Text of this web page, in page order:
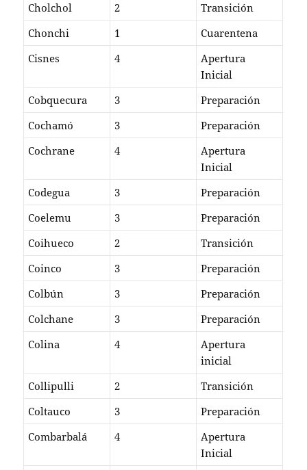
Cholchol 2
Transición
Chonchi
1
Cuarentena
Cisnes
4
Apertura
Inicial
Cobquecura
3
Preparación
Cochamó
3
Preparación
Cochrane
4
Apertura
Inicial
Codegua
3
Preparación
Coelemu
3
Preparación
Coihueco
2
Transición
Coinco
3
Preparación
Colbún
3
Preparación
Colchane
3
Preparación
Colina
4
Apertura
inicial
Collipulli
2
Transición
Coltauco
3
Preparación
Combarbalá
4
Apertura
Inicial